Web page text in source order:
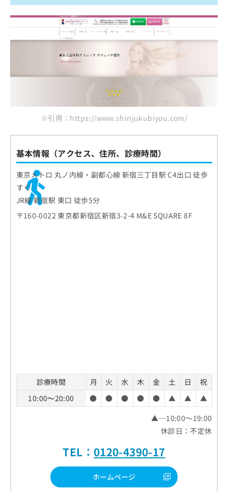
※引用：https://www.shinjukubiyou.com/
基本情報（アクセス、住所、診療時間）
東京メトロ 丸ノ内線・副都心線 新宿三丁目駅 C4出口 徒歩
すぐ
JR線 新宿駅 東口 徒歩5分
〒160-0022 東京都新宿区新宿3-2-4 M&E SQUARE 8F
診療時間 月 火 水 木 金 土 日
祝
10:00〜20:00
● ● ● ● ● ▲ ▲
▲
▲…10:00～19:00
休診日：不定休
TEL： 0120-4390-17
ホームページ